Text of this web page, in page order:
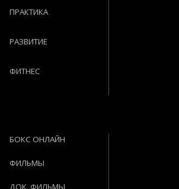
ПРАКТИКА
РАЗВИТИЕ
ФИТНЕС
БОКС ОНЛАЙН
ФИЛЬМЫ
ДОК. ФИЛЬМЫ